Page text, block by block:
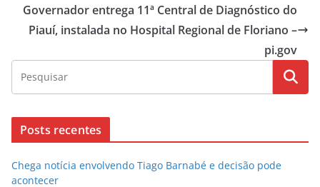
Governador entrega 11ª Central de Diagnóstico do
Piauí, instalada no Hospital Regional de Floriano –
pi.gov
Posts recentes
Chega notícia envolvendo Tiago Barnabé e decisão pode
acontecer